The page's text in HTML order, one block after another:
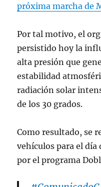
próxima marcha de
Por tal motivo, el
persistido hoy la
alta presión que
estabilidad
radiación solar
de los 30 grados.
Como resultado, se
vehículos para el día
por el programa